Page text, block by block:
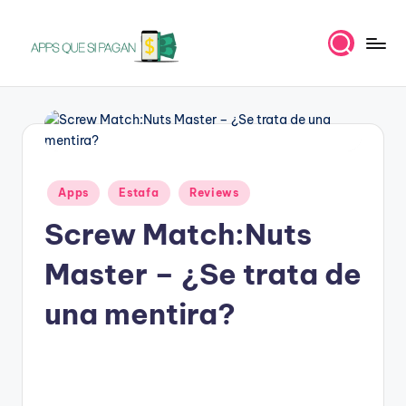
ganar
dinero
Publicado
en
Apps Estafa Reviews
Screw Match:Nuts
Master – ¿Se trata de
una mentira?